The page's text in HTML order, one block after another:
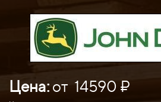
Цена:от 14590 ₽